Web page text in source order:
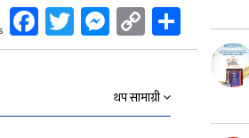
Facebook
Twitter
Messenger
Copy
Link
Share
थप सामाग्री